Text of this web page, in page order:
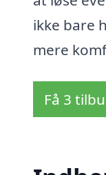
ikke bare
mere
Få 3